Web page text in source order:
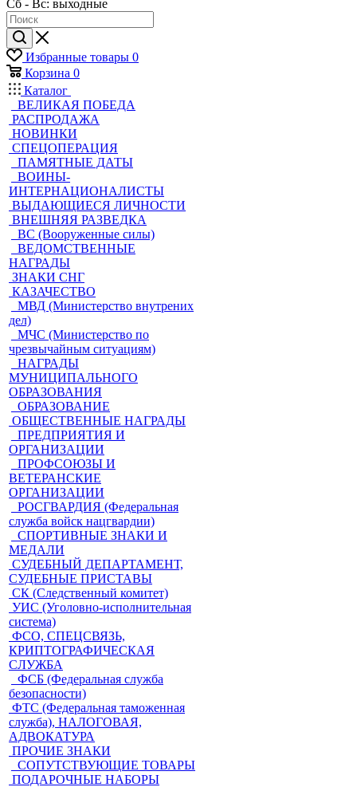
Сб - Вс: выходные
Избранные товары 0
Корзина 0
Каталог
ВЕЛИКАЯ ПОБЕДА
РАСПРОДАЖА
НОВИНКИ
СПЕЦОПЕРАЦИЯ
ПАМЯТНЫЕ ДАТЫ
ВОИНЫ-
ИНТЕРНАЦИОНАЛИСТЫ
ВЫДАЮЩИЕСЯ ЛИЧНОСТИ
ВНЕШНЯЯ РАЗВЕДКА
ВС (Вооруженные силы)
ВЕДОМСТВЕННЫЕ
НАГРАДЫ
ЗНАКИ СНГ
КАЗАЧЕСТВО
МВД (Министерство внутрених
дел)
МЧС (Министерство по
чрезвычайным ситуациям)
НАГРАДЫ
МУНИЦИПАЛЬНОГО
ОБРАЗОВАНИЯ
ОБРАЗОВАНИЕ
ОБЩЕСТВЕННЫЕ НАГРАДЫ
ПРЕДПРИЯТИЯ И
ОРГАНИЗАЦИИ
ПРОФСОЮЗЫ И
ВЕТЕРАНСКИЕ
ОРГАНИЗАЦИИ
РОСГВАРДИЯ (Федеральная
служба войск нацгвардии)
СПОРТИВНЫЕ ЗНАКИ И
МЕДАЛИ
СУДЕБНЫЙ ДЕПАРТАМЕНТ,
СУДЕБНЫЕ ПРИСТАВЫ
СК (Следственный комитет)
УИС (Уголовно-исполнительная
система)
ФСО, СПЕЦСВЯЗЬ,
КРИПТОГРАФИЧЕСКАЯ
СЛУЖБА
ФСБ (Федеральная служба
безопасности)
ФТС (Федеральная таможенная
служба), НАЛОГОВАЯ,
АДВОКАТУРА
ПРОЧИЕ ЗНАКИ
СОПУТСТВУЮЩИЕ ТОВАРЫ
ПОДАРОЧНЫЕ НАБОРЫ